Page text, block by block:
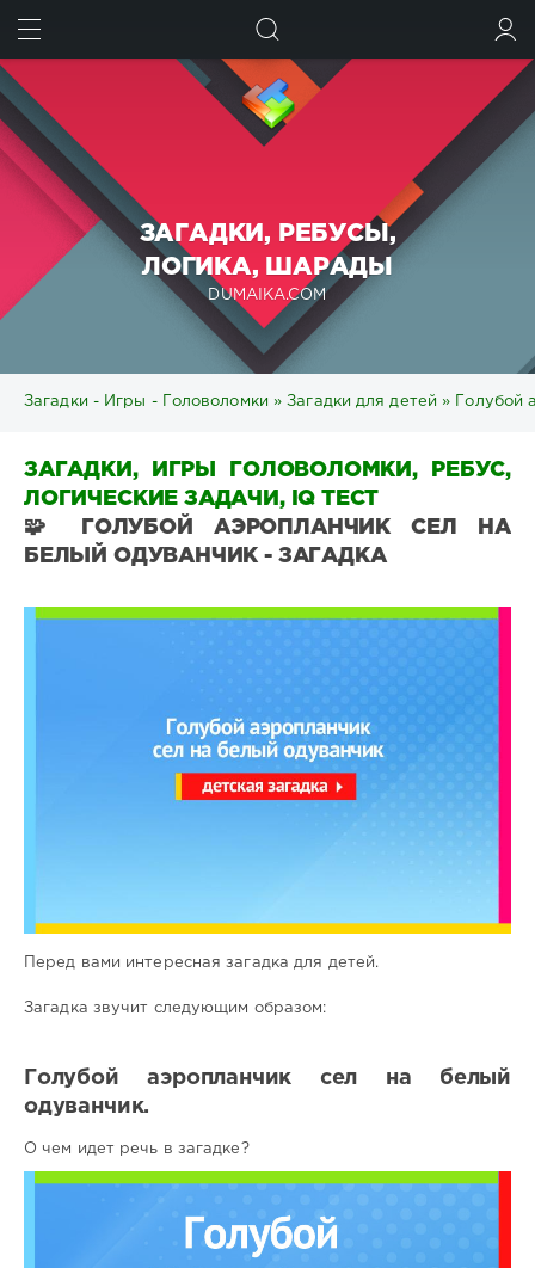
ЗАГАДКИ, РЕБУСЫ,
ЛОГИКА, ШАРАДЫ
DUMAIKA.COM
Загадки - Игры - Головоломки »Загадки для детей » Голубой
ЗАГАДКИ, ИГРЫ ГОЛОВОЛОМКИ, РЕБУС,
ЛОГИЧЕСКИЕ ЗАДАЧИ, IQ ТЕСТ
🧩 ГОЛУБОЙ АЭРОПЛАНЧИК СЕЛ НА
БЕЛЫЙ ОДУВАНЧИК - ЗАГАДКА
Перед вами интересная загадка для детей.
Загадка звучит следующим образом:
Голубой аэропланчик сел на белый
одуванчик.
О чем идет речь в загадке?